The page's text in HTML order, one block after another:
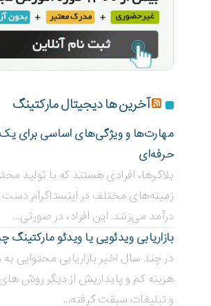
آخرین ها دیجیتال مارکتینگ
مهارت‌ها و ویژگی‌های اساسی برای یک
حرفه‌ای
بلاگر‌ها، افرادی هستند که با تولید
زمینه‌های مختلف در اینستاگرام
درآمد می‌زنند. این افراد، در صورتی...
بازاریابی ویدئویی ‌یا ویدئو
در چند سال اخیر بازاریابی محتوایی به
هزینه کم و پایداریش از دیگر روش های
و تبلیغات سبقت گرفته...